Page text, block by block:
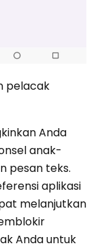
pelacak
Anda
anak-
pesan teks.
aplikasi
melanjutkan
Anda untuk